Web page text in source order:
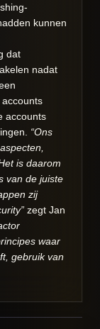
kunnen
dat
nadat
accounts
“Ons
is daarom
van de juiste
zij
zegt Jan
waar
gebruik van